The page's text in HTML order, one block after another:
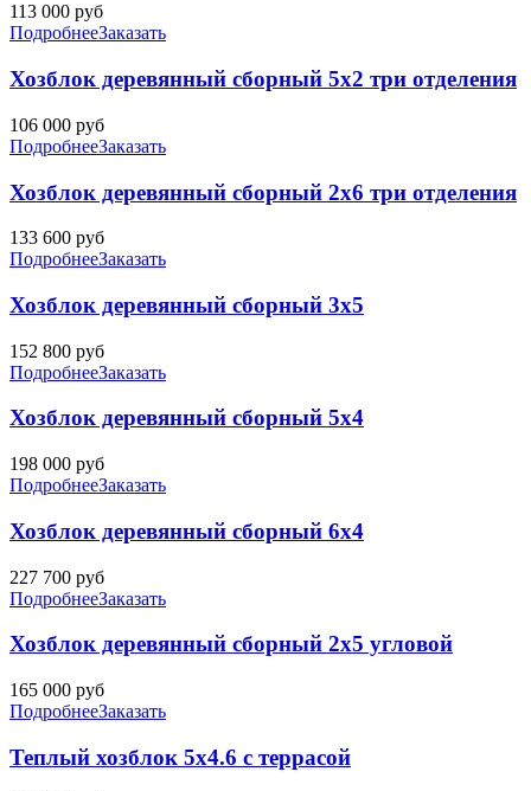
113 000 руб
ПодробнееЗаказать
Хозблок деревянный сборный 5х2 три отделения
106 000 руб
ПодробнееЗаказать
Хозблок деревянный сборный 2х6 три отделения
133 600 руб
ПодробнееЗаказать
Хозблок деревянный сборный 3х5
152 800 руб
ПодробнееЗаказать
Хозблок деревянный сборный 5х4
198 000 руб
ПодробнееЗаказать
Хозблок деревянный сборный 6х4
227 700 руб
ПодробнееЗаказать
Хозблок деревянный сборный 2х5 угловой
165 000 руб
ПодробнееЗаказать
Теплый хозблок 5х4.6 с террасой